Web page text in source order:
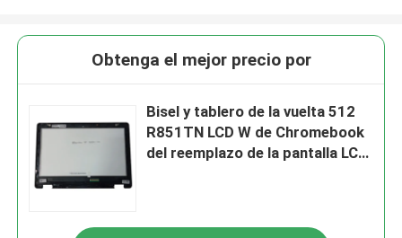
Obtenga el mejor precio por
Bisel y tablero de la vuelta 512
R851TN LCD W de Chromebook
del reemplazo de la pantalla LCD